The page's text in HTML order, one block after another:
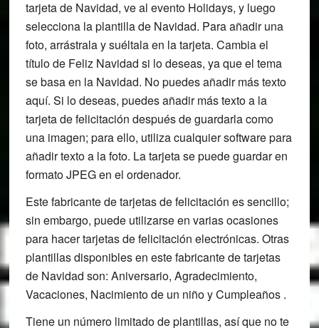
tarjeta de Navidad, ve al evento Holidays, y luego
selecciona la plantilla de Navidad. Para añadir una
foto, arrástrala y suéltala en la tarjeta. Cambia el
título de Feliz Navidad si lo deseas, ya que el tema
se basa en la Navidad. No puedes añadir más texto
aquí. Si lo deseas, puedes añadir más texto a la
tarjeta de felicitación después de guardarla como
una imagen; para ello, utiliza cualquier software para
añadir texto a la foto. La tarjeta se puede guardar en
formato JPEG en el ordenador.
Este fabricante de tarjetas de felicitación es sencillo;
sin embargo, puede utilizarse en varias ocasiones
para hacer tarjetas de felicitación electrónicas. Otras
plantillas disponibles en este fabricante de tarjetas
de Navidad son: Aniversario, Agradecimiento,
Vacaciones, Nacimiento de un niño y Cumpleaños .
Tiene un número limitado de plantillas, así que no te